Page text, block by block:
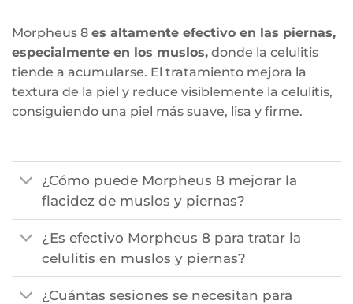
Morpheus 8 es altamente efectivo en las piernas,
especialmente en los muslos, donde la celulitis
tiende a acumularse. El tratamiento mejora la
textura de la piel y reduce visiblemente la celulitis,
consiguiendo una piel más suave, lisa y firme.
¿Cómo puede Morpheus 8 mejorar la
flacidez de muslos y piernas?
¿Es efectivo Morpheus 8 para tratar la
celulitis en muslos y piernas?
¿Cuántas sesiones se necesitan para